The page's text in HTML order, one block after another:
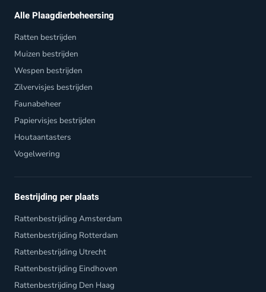
Alle Plaagdierbeheersing
Ratten bestrijden
Muizen bestrijden
Wespen bestrijden
Zilvervisjes bestrijden
Faunabeheer
Papiervisjes bestrijden
Houtaantasters
Vogelwering
Bestrijding per plaats
Rattenbestrijding Amsterdam
Rattenbestrijding Rotterdam
Rattenbestrijding Utrecht
Rattenbestrijding Eindhoven
Rattenbestrijding Den Haag